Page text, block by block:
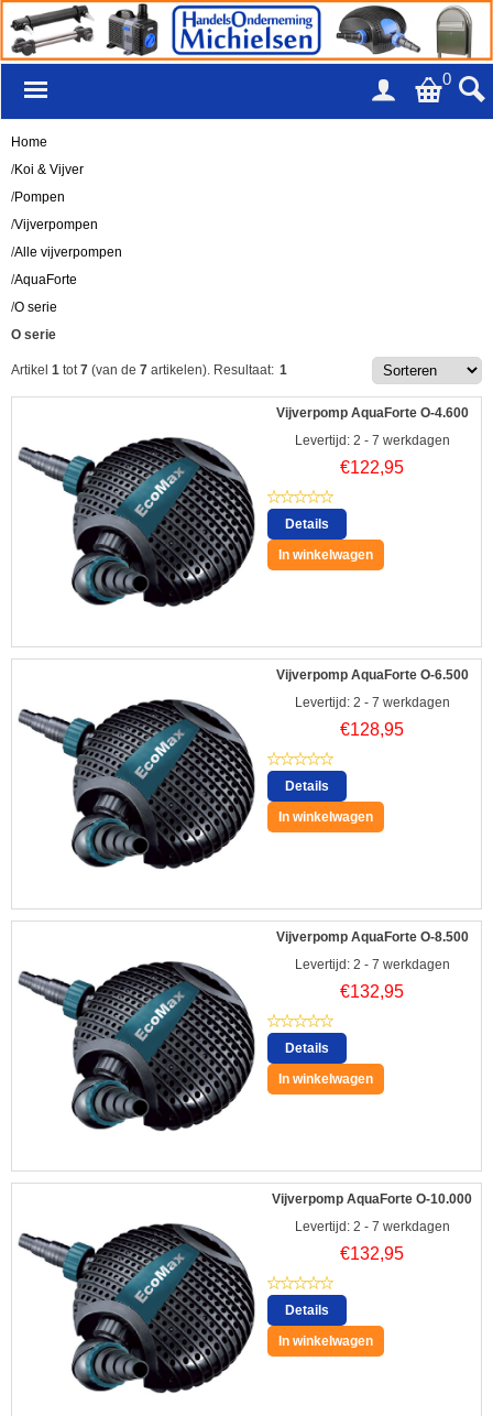
0
Home
/Koi & Vijver
/Pompen
/Vijverpompen
/Alle vijverpompen
/AquaForte
/O serie
O serie
Artikel 1 tot 7 (van de 7 artikelen). Resultaat: 1
Vijverpomp AquaForte O-4.600
Levertijd: 2 - 7 werkdagen
€122,95
Details
In winkelwagen
Vijverpomp AquaForte O-6.500
Levertijd: 2 - 7 werkdagen
€128,95
Details
In winkelwagen
Vijverpomp AquaForte O-8.500
Levertijd: 2 - 7 werkdagen
€132,95
Details
In winkelwagen
Vijverpomp AquaForte O-10.000
Levertijd: 2 - 7 werkdagen
€132,95
Details
In winkelwagen